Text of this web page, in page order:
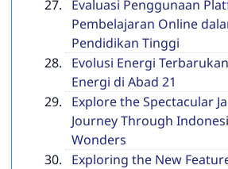
Evaluasi Penggunaan
Pembelajaran Online
Pendidikan Tinggi
Evolusi Energi
Energi di Abad 21
Explore the Spectacular
Journey Through
Wonders
Exploring the New